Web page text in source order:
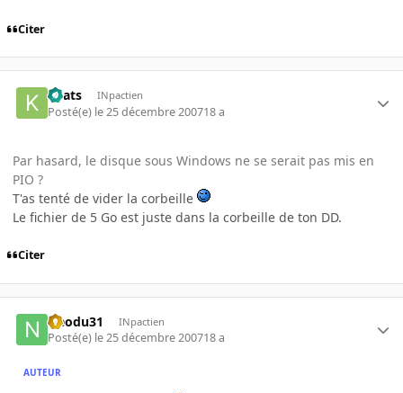
Citer
Keats INpactien
Posté(e) le 25 décembre 200718 a
Par hasard, le disque sous Windows ne se serait pas mis en
PIO ?
T'as tenté de vider la corbeille
Le fichier de 5 Go est juste dans la corbeille de ton DD.
Citer
Neodu31 INpactien
Posté(e) le 25 décembre 200718 a
AUTEUR